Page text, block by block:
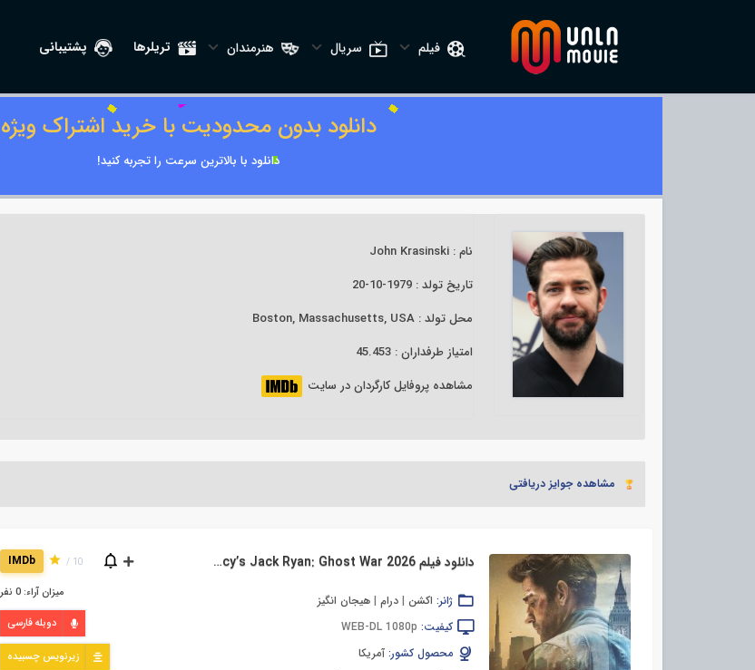
فیلم سریال هنرمندان تریلرها پشتیبانی
دانلود بدون محدودیت با خرید اشتراک ویژه
دانلود با بالاترین سرعت را تجربه کنید!
نام : John Krasinski
تاریخ تولد : 1979-10-20
محل تولد : Boston, Massachusetts, USA
امتیاز طرفداران : 45.453
مشاهده پروفایل کارگردان در سایت
مشاهده جوایز دریافتی
دانلود فیلم Tom Clancy’s Jack Ryan: Ghost War 2026 10 /
IMDb
میزان آراء: 0 نفر
دوبله فارسی
زیرنویس چسبیده
ژانر: اکشن| درام| هیجان انگیز
کیفیت: WEB-DL 1080p
محصول کشور: آمریکا